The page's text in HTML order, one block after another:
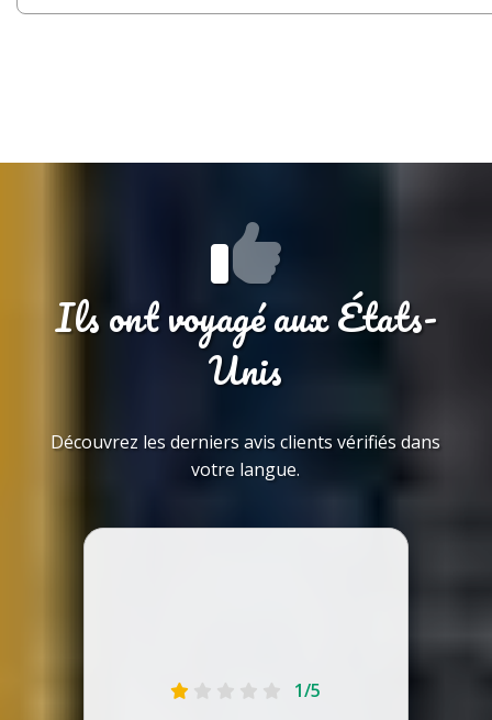
Ils ont voyagé aux États-
Unis
Découvrez les derniers avis clients vérifiés dans
votre langue.
1/5